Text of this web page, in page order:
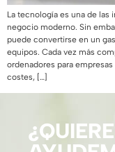
La tecnología es una de las
negocio moderno. Sin
puede convertirse en un
equipos. Cada vez más
ordenadores para
costes, […]